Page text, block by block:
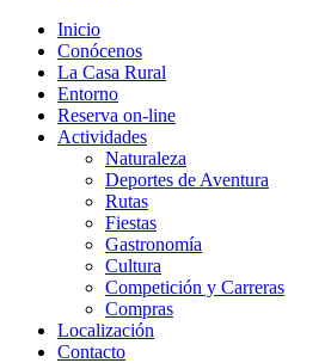
Inicio
Conócenos
La Casa Rural
Entorno
Reserva on-line
Actividades
Naturaleza
Deportes de Aventura
Rutas
Fiestas
Gastronomía
Cultura
Competición y Carreras
Compras
Localización
Contacto